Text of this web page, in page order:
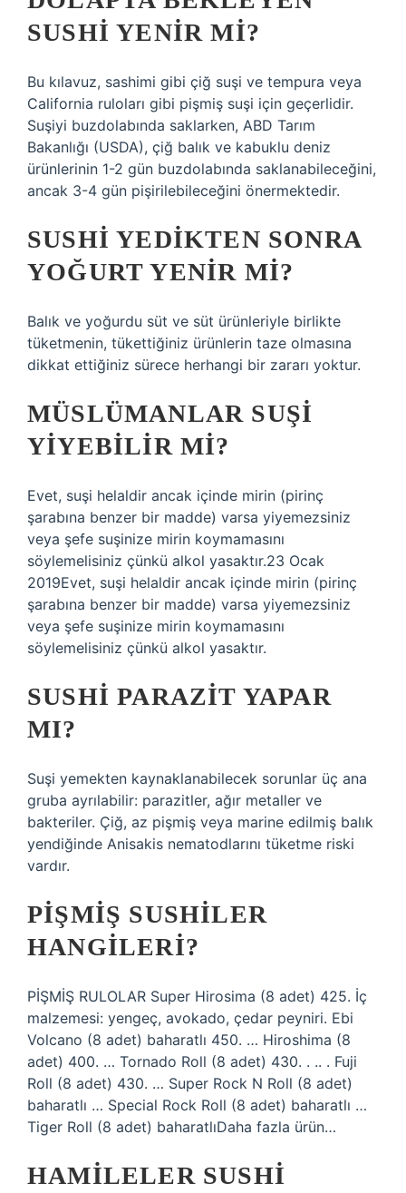
SUSHI YENIR MI?
Bu kılavuz, sashimi gibi çiğ suşi ve tempura veya
California ruloları gibi pişmiş suşi için geçerlidir.
Suşiyi buzdolabında saklarken, ABD Tarım
Bakanlığı (USDA), çiğ balık ve kabuklu deniz
ürünlerinin 1-2 gün buzdolabında saklanabileceğini,
ancak 3-4 gün pişirilebileceğini önermektedir.
SUSHI YEDIKTEN SONRA
YOĞURT YENIR MI?
Balık ve yoğurdu süt ve süt ürünleriyle birlikte
tüketmenin, tükettiğiniz ürünlerin taze olmasına
dikkat ettiğiniz sürece herhangi bir zararı yoktur.
MÜSLÜMANLAR SUŞI
YIYEBILIR MI?
Evet, suşi helaldir ancak içinde mirin (pirinç
şarabına benzer bir madde) varsa yiyemezsiniz
veya şefe suşinize mirin koymamasını
söylemelisiniz çünkü alkol yasaktır.23 Ocak
2019Evet, suşi helaldir ancak içinde mirin (pirinç
şarabına benzer bir madde) varsa yiyemezsiniz
veya şefe suşinize mirin koymamasını
söylemelisiniz çünkü alkol yasaktır.
SUSHI PARAZIT YAPAR
MI?
Suşi yemekten kaynaklanabilecek sorunlar üç ana
gruba ayrılabilir: parazitler, ağır metaller ve
bakteriler. Çiğ, az pişmiş veya marine edilmiş balık
yendiğinde Anisakis nematodlarını tüketme riski
vardır.
PIŞMIŞ SUSHILER
HANGILERI?
PİŞMİŞ RULOLAR Super Hirosima (8 adet) 425. İç
malzemesi: yengeç, avokado, çedar peyniri. Ebi
Volcano (8 adet) baharatlı 450. … Hiroshima (8
adet) 400. … Tornado Roll (8 adet) 430. . .. . Fuji
Roll (8 adet) 430. … Super Rock N Roll (8 adet)
baharatlı … Special Rock Roll (8 adet) baharatlı …
Tiger Roll (8 adet) baharatlıDaha fazla ürün…
HAMILELER SUSHI